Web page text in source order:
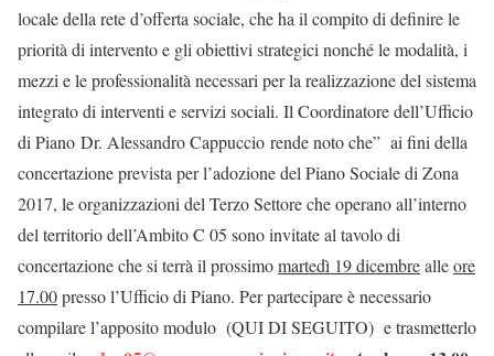
locale della rete d’offerta sociale, che ha il compito di definire le
priorità di intervento e gli obiettivi strategici nonché le modalità, i
mezzi e le professionalità necessari per la realizzazione del sistema
integrato di interventi e servizi sociali. Il Coordinatore dell’Ufficio
di Piano Dr. Alessandro Cappuccio rende noto che” ai fini della
concertazione prevista per l’adozione del Piano Sociale di Zona
2017, le organizzazioni del Terzo Settore che operano all’interno
del territorio dell’Ambito C 05 sono invitate al tavolo di
concertazione che si terrà il prossimomartedì 19 dicembrealleore
17.00presso l’Ufficio di Piano. Per partecipare è necessario
compilare l’apposito modulo (QUI DI SEGUITO) e trasmetterlo